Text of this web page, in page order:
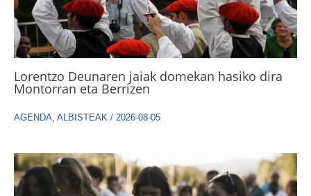
Lorentzo Deunaren jaiak domekan hasiko dira
Montorran eta Berrizen
AGENDA, ALBISTEAK / 2026-08-05